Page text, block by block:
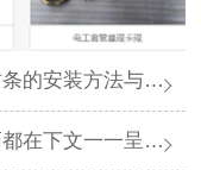
骤看下文一目了然哦
下文一一呈现哦